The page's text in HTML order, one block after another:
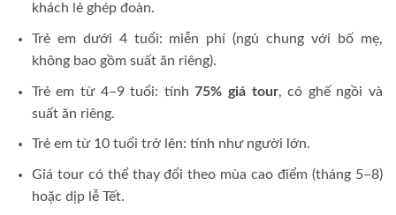
khách lẻ ghép đoàn.
Trẻ em dưới 4 tuổi: miễn phí (ngủ chung với bố mẹ,
không bao gồm suất ăn riêng).
Trẻ em từ 4–9 tuổi: tính75% giá tour, có ghế ngồi và
suất ăn riêng.
Trẻ em từ 10 tuổi trở lên: tính như người lớn.
Giá tour có thể thay đổi theo mùa cao điểm (tháng 5–8)
hoặc dịp lễ Tết.